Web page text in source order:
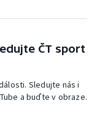
ČT sport
Sledujte nás i
a buďte v obraze.